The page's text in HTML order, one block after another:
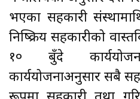
भएका सहकारी
निष्क्रिय सहकारीको
१० बुँदे
कार्ययोजनाअनुसार सबै